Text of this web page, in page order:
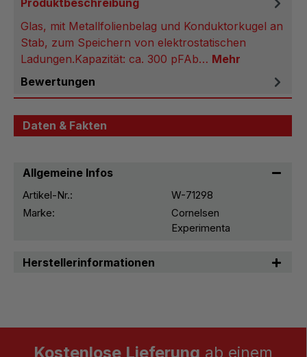
Glas, mit Metallfolienbelag und Konduktorkugel an
Stab, zum Speichern von elektrostatischen
Ladungen.Kapazität: ca. 300 pFAb… Mehr
Bewertungen
Daten & Fakten
Allgemeine Infos
Artikel-Nr.:
W-71298
Marke:
Cornelsen
Experimenta
Herstellerinformationen
Kostenlose Lieferung ab einem